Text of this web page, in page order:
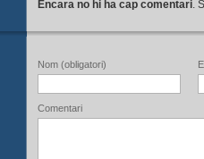
Encara no hi ha cap comentari.
Nom (obligatori)
Comentari